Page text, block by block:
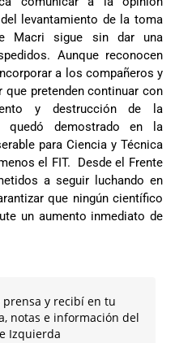
levantamiento de la toma
Macri sigue sin dar una
Aunque reconocen
a los compañeros y
pretenden continuar con
y destrucción de la
quedó demostrado en la
para Ciencia y Técnica
el FIT. Desde el Frente
a seguir luchando en
que ningún científico
un aumento inmediato de
y recibí en tu
notas e información del
Izquierda